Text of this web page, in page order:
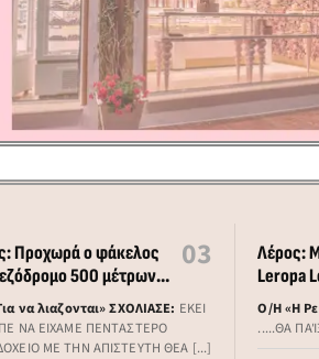
Προχωρά ο φάκελος
500 μέτρων
Κ.Ε.Δ. προς τα Λέπιδα
03
να λιαζονται» ΣΧΟΛΙΑΣΕ: ΕΚΕΙ
ΝΑ ΕΙΧΑΜΕ ΠΕΝΤΑΣΤΕΡΟ
ΜΕ ΤΗΝ ΑΠΙΣΤΕΥΤΗ ΘΕΑ [...]
Λέρος:
Leropa
Ο/Η «Η
.....ΘΑ